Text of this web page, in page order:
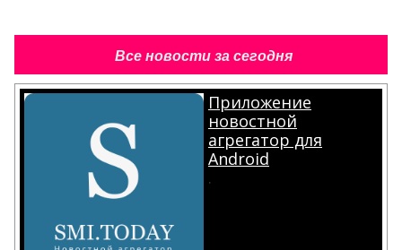
Все новости за сегодня
Приложение
новостной
агрегатор для
Android
.